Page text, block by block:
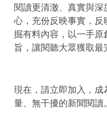
閱讀更清澈、真實與深
心，充份反映事實，
掘有料內容，以一手
旨，讓閱聽大眾獲取最
現在，請立即加入，
量、無干擾的新聞閱讀。